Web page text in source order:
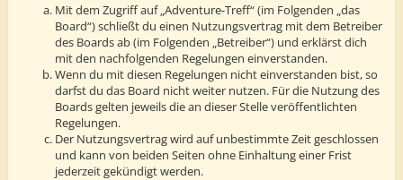
Mit dem Zugriff auf „Adventure-Treff“ (im Folgenden „das
Board“) schließt du einen Nutzungsvertrag mit dem Betreiber
des Boards ab (im Folgenden „Betreiber“) und erklärst dich
mit den nachfolgenden Regelungen einverstanden.
Wenn du mit diesen Regelungen nicht einverstanden bist, so
darfst du das Board nicht weiter nutzen. Für die Nutzung des
Boards gelten jeweils die an dieser Stelle veröffentlichten
Regelungen.
Der Nutzungsvertrag wird auf unbestimmte Zeit geschlossen
und kann von beiden Seiten ohne Einhaltung einer Frist
jederzeit gekündigt werden.